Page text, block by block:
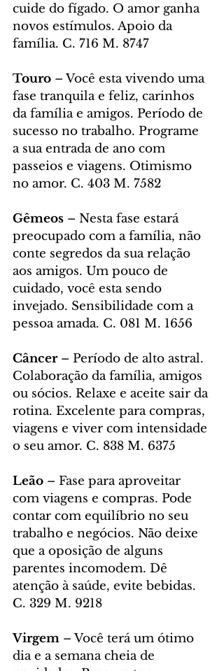
cuide do fígado. O amor ganha
novos estímulos. Apoio da
família. C. 716 M. 8747
Touro – Você esta vivendo uma
fase tranquila e feliz, carinhos
da família e amigos. Período de
sucesso no trabalho. Programe
a sua entrada de ano com
passeios e viagens. Otimismo
no amor. C. 403 M. 7582
Gêmeos – Nesta fase estará
preocupado com a família, não
conte segredos da sua relação
aos amigos. Um pouco de
cuidado, você esta sendo
invejado. Sensibilidade com a
pessoa amada. C. 081 M. 1656
Câncer – Período de alto astral.
Colaboração da família, amigos
ou sócios. Relaxe e aceite sair da
rotina. Excelente para compras,
viagens e viver com intensidade
o seu amor. C. 838 M. 6375
Leão – Fase para aproveitar
com viagens e compras. Pode
contar com equilíbrio no seu
trabalho e negócios. Não deixe
que a oposição de alguns
parentes incomodem. Dê
atenção à saúde, evite bebidas.
C. 329 M. 9218
Virgem – Você terá um ótimo
dia e a semana cheia de